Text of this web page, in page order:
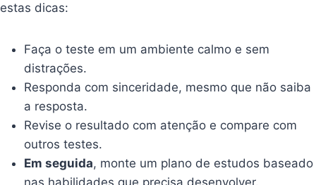
estas dicas:
Faça o teste em um ambiente calmo e sem
distrações.
Responda com sinceridade, mesmo que não saiba
a resposta.
Revise o resultado com atenção e compare com
outros testes.
Em seguida, monte um plano de estudos baseado